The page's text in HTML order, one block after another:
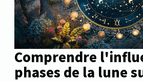
Comprendre
phases de la lune